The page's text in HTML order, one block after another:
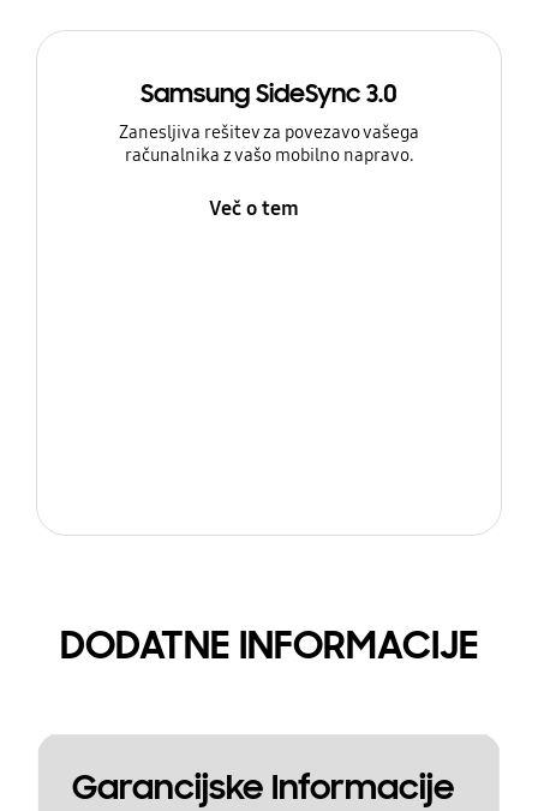
Samsung SideSync 3.0
Zanesljiva rešitev za povezavo vašega
računalnika z vašo mobilno napravo.
Več o tem
DODATNE INFORMACIJE
Garancijske Informacije